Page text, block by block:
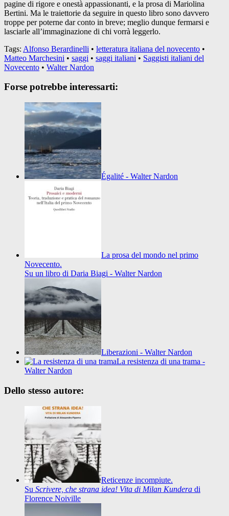
pagine di rigore e onestà appassionanti, e la prosa di Mariolina
Bertini. Ma le traiettorie da seguire in questo libro sono davvero
troppe per poterne dar conto in breve; meglio dunque fermarsi e
lasciarle all’immaginazione di chi vorrà leggerlo.
Tags: Alfonso Berardinelli • letteratura italiana del novecento •
Matteo Marchesini • saggi • saggi italiani • Saggisti italiani del
Novecento • Walter Nardon
Forse potrebbe interessarti:
Égalité - Walter Nardon
La prosa del mondo nel primo
Novecento.
Su un libro di Daria Biagi - Walter Nardon
Liberazioni - Walter Nardon
La resistenza di una trama -
Walter Nardon
Dello stesso autore:
Reticenze incompiute.
Su Scrivere, che strana idea! Vita di Milan Kundera di
Florence Noiville